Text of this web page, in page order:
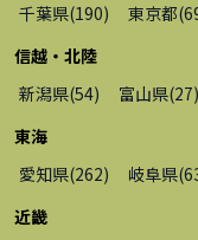
千葉県(190) 東京都(
信越・北陸
新潟県(54) 富山県(27)
東海
愛知県(262) 岐阜県(
近畿